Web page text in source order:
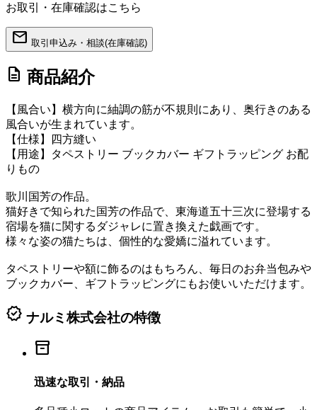
お取引・在庫確認はこちら
mail 取引申込み・相談(在庫確認)
description 商品紹介
【風合い】横方向に紬調の筋が不規則にあり、奥行きのある
風合いが生まれています。
【仕様】四方縫い
【用途】タペストリー ブックカバー ギフトラッピング お配
りもの
歌川国芳の作品。
猫好きで知られた国芳の作品で、東海道五十三次に登場する
宿場を猫に関するダジャレに置き換えた戯画です。
様々な姿の猫たちは、個性的な愛嬌に溢れています。
タペストリーや額に飾るのはもちろん、毎日のお弁当包みや
ブックカバー、ギフトラッピングにもお使いいただけます。
verified ナルミ株式会社の特徴
inventory_2
迅速な取引・納品